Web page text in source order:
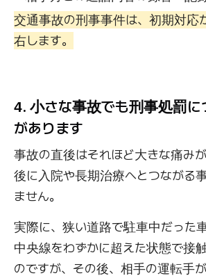
交通事故の刑事事件は、初期対応
右します。
4. 小さな事故でも刑事処罰に
があります
事故の直後はそれほど大きな痛み
後に入院や長期治療へとつながる
ません。
実際に、狭い道路で駐車中だった
中央線をわずかに超えた状態で接
のですが、その後、相手の運転手